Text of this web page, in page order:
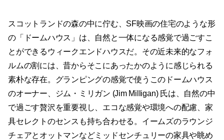
スコットランドの森の中に佇む、SF映画の住宅のような形
の「ドームハウス」は、自然と一体になる感覚で過ごすこ
とができるウィークエンドハウスだ。その近未来的なフォ
ルムの割には、昔からそこにあったかのように感じられる
素朴な存在。グランピングの感覚で使うこのドームハウス
のオーナー、ジム・ミリガン (Jim Milligan) 氏は、自然の中
で過ごす贅沢を重要視し、エコな感覚や環境への配慮、家
具セレクトのセンスも持ち合わせる。イームズのラウンジ
チェアとオットマンなどミッドセンチュリーの家具や眺め